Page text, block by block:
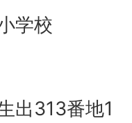
学校
出313番地1